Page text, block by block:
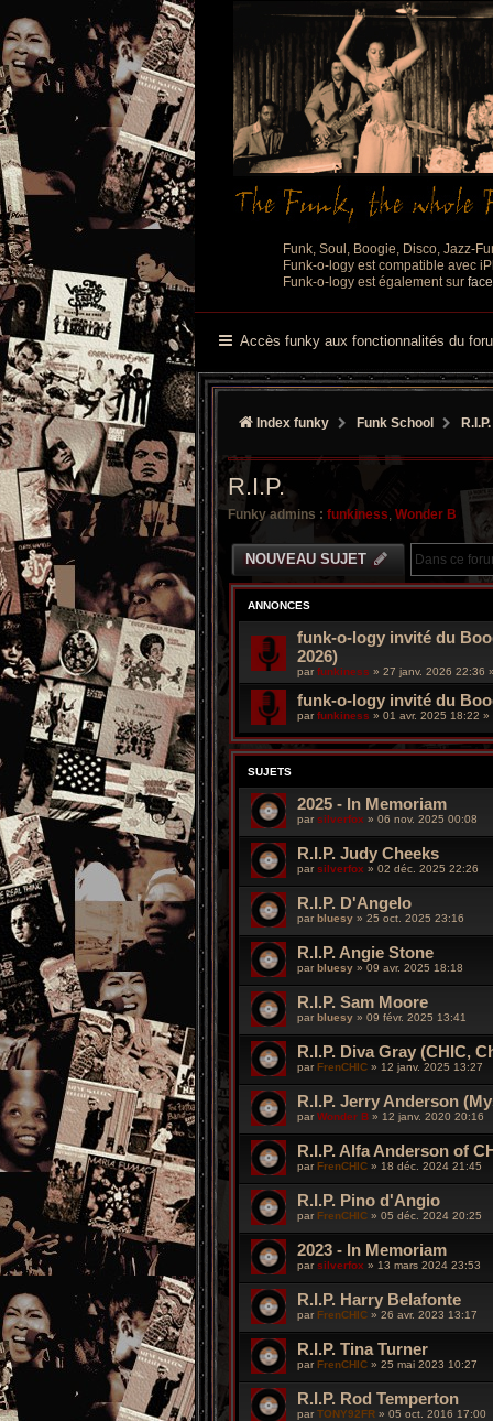
Funk, Soul, Boogie, Disco, Jazz-
Funk-o-logy est compatible avec
Funk-o-logy est également sur
Accès funky aux fonctionnalités du
Index funky Funk School R.I.P.
R.I.P.
Funky admins : funkiness Wonder B
NOUVEAU SUJET
ANNONCES
funk-o-logy invité du
2026)
par funkiness » 27 janv. 2026 22:36
funk-o-logy invité du
parfunkiness » 01 avr. 2025 18:22 »
SUJETS
2025 - In Memoriam
par silverfox » 06 nov. 2025 00:08
R.I.P. Judy Cheeks
parsilverfox » 02 déc. 2025 22:26
R.I.P. D'Angelo
par bluesy » 25 oct. 2025 23:16
R.I.P. Angie Stone
parbluesy » 09 avr. 2025 18:18
R.I.P. Sam Moore
par bluesy » 09 févr. 2025 13:41
R.I.P. Diva Gray (CHIC,
parFrenCHIC » 12 janv. 2025 13:27
R.I.P. Jerry Anderson
par Wonder B » 12 janv. 2020 20:16
R.I.P. Alfa Anderson of
parFrenCHIC » 18 déc. 2024 21:45
R.I.P. Pino d'Angio
par FrenCHIC » 05 déc. 2024 20:25
2023 - In Memoriam
parsilverfox » 13 mars 2024 23:53
R.I.P. Harry Belafonte
par FrenCHIC » 26 avr. 2023 13:17
R.I.P. Tina Turner
parFrenCHIC » 25 mai 2023 10:27
R.I.P. Rod Temperton
par TONY92FR » 05 oct. 2016 17:00